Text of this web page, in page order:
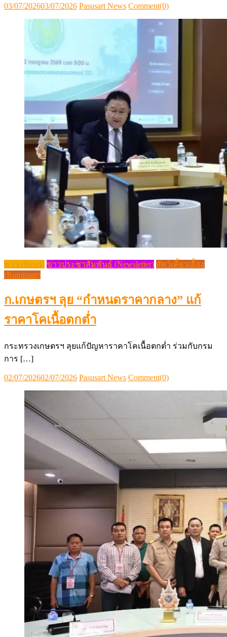
Posted
03/07/202603/07/2026 Author
Pasusart News Comment(0)
ข่าว (News) ข่าวประชาสัมพันธ์ (Newsletter) สัตว์เคี้ยวเอื้อง
(Ruminant)
ก.เกษตรฯ ลุย “กำหนดราคากลาง” แก้
ราคาโคเนื้อตกต่ำ
กระทรวงเกษตรฯ ลุยแก้ปัญหาราคาโคเนื้อตกต่ำ ร่วมกับกรม
การ […]
Posted
02/07/202602/07/2026 Author
Pasusart News Comment(0)